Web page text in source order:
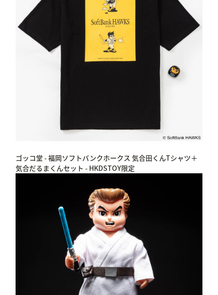
ゴッコ堂 - 福岡ソフトバンクホークス 気合田くんTシャツ＋
気合だるまくんセット - HKDSTOY限定